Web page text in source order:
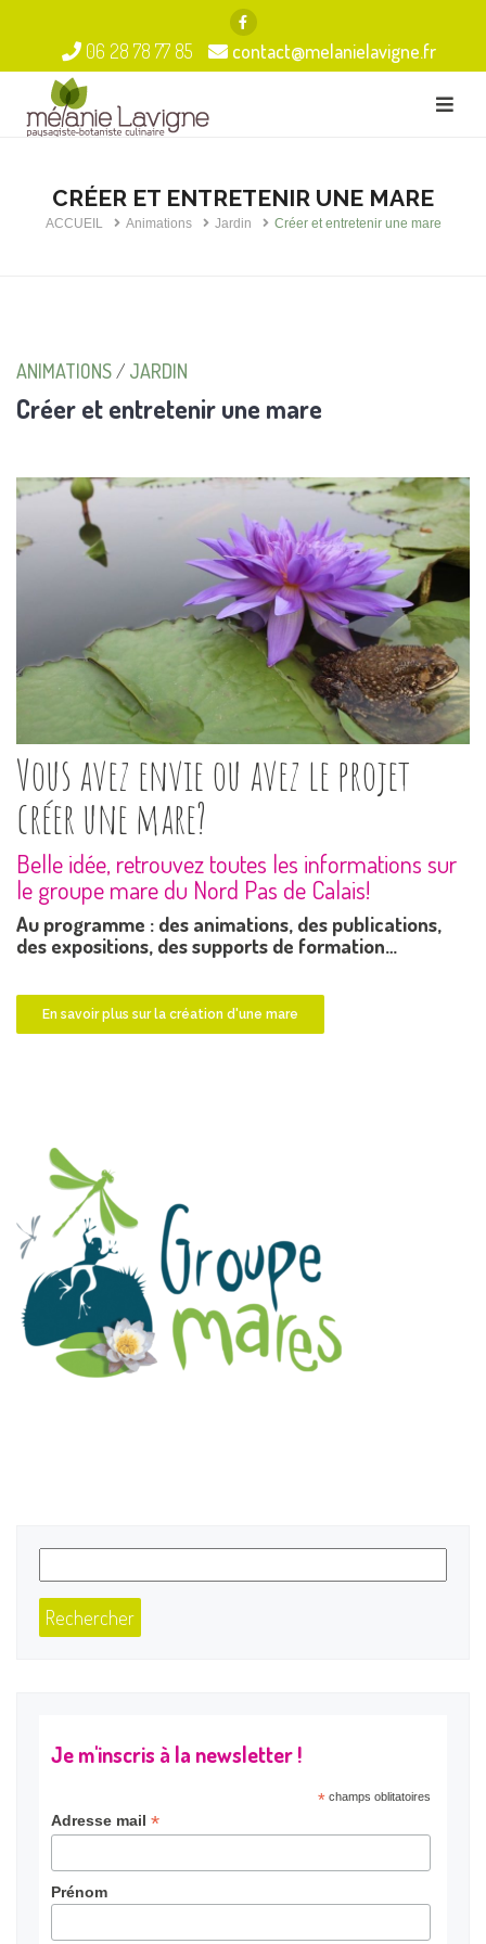
06 28 78 77 85 contact@melanielavigne.fr
CRÉER ET ENTRETENIR UNE MARE
ACCUEIL Animations Jardin Créer et entretenir une mare
ANIMATIONS / JARDIN
Créer et entretenir une mare
Vous avez envie ou avez le projet
créer une mare?
Belle idée, retrouvez toutes les informations sur
le groupe mare du Nord Pas de Calais!
Au programme : des animations, des publications,
des expositions, des supports de formation…
En savoir plus sur la création d'une mare
Je m'inscris à la newsletter !
* champs oblitatoires
Adresse mail*
Prénom